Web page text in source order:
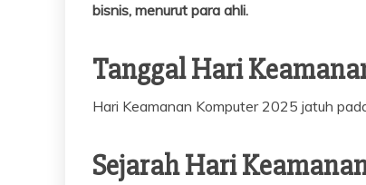
bisnis, menurut para ahli.
Tanggal Hari
Hari Keamanan Komputer 2025 jatuh
Sejarah Hari